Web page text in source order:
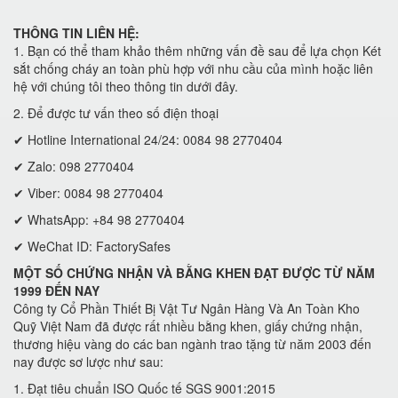
THÔNG TIN LIÊN HỆ:
1. Bạn có thể tham khảo thêm những vấn đề sau để lựa chọn Két
sắt chống cháy an toàn phù hợp với nhu cầu của mình hoặc liên
hệ với chúng tôi theo thông tin dưới đây.
2. Để được tư vấn theo số điện thoại
✔ Hotline International 24/24: 0084 98 2770404
✔ Zalo: 098 2770404
✔ Viber: 0084 98 2770404
✔ WhatsApp: +84 98 2770404
✔ WeChat ID: FactorySafes
MỘT SỐ CHỨNG NHẬN VÀ BẰNG KHEN ĐẠT ĐƯỢC TỪ NĂM
1999 ĐẾN NAY
Công ty Cổ Phần Thiết Bị Vật Tư Ngân Hàng Và An Toàn Kho
Quỹ Việt Nam đã được rất nhiều bằng khen, giấy chứng nhận,
thương hiệu vàng do các ban ngành trao tặng từ năm 2003 đến
nay được sơ lược như sau:
1. Đạt tiêu chuẩn ISO Quốc tế SGS 9001:2015